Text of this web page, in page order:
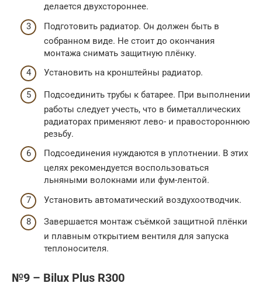
делается двухстороннее.
Подготовить радиатор. Он должен быть в
собранном виде. Не стоит до окончания
монтажа снимать защитную плёнку.
Установить на кронштейны радиатор.
Подсоединить трубы к батарее. При выполнении
работы следует учесть, что в биметаллических
радиаторах применяют лево- и правостороннюю
резьбу.
Подсоединения нуждаются в уплотнении. В этих
целях рекомендуется воспользоваться
льняными волокнами или фум-лентой.
Установить автоматический воздухоотводчик.
Завершается монтаж съёмкой защитной плёнки
и плавным открытием вентиля для запуска
теплоносителя.
№9 – Bilux Plus R300